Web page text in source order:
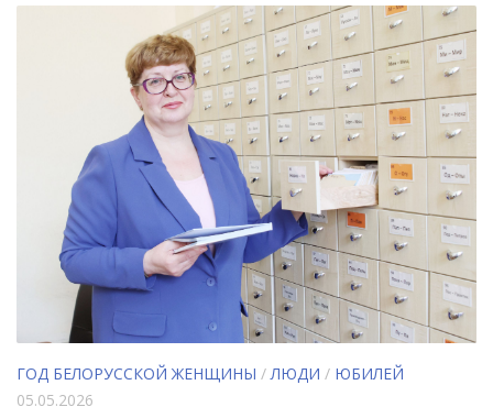
ГОД БЕЛОРУССКОЙ ЖЕНЩИНЫ /ЛЮДИ / ЮБИЛЕЙ
05.05.2026